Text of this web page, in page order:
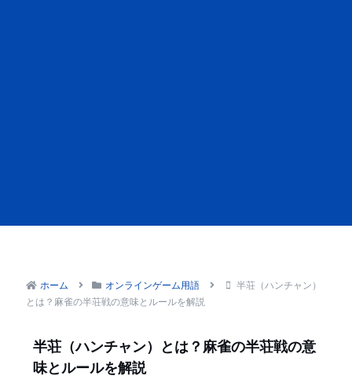
ホーム オンラインゲーム用語
半荘（ハンチャン）
とは？麻雀の半荘戦の意味とルールを解説
半荘（ハンチャン）とは？麻雀の半荘戦の意
味とルールを解説